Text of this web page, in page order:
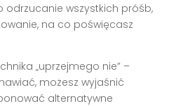
odrzucanie wszystkich próśb,
na co poświęcasz
„uprzejmego nie” –
możesz wyjaśnić
alternatywne